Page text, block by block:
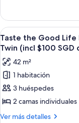
-
Heritage
Room
Twin
(incl
$100
SGD
dining
credit)
the
Good
Life
Package
Heritage
Room
Twin
(incl
$100
dining
Abrir
todas
las
fotos
de
Taste
the
Good
7
Taste the Good Life
Twin (incl $100
42 m²
1 habitación
3 huéspedes
2 camas individuales
Ver más detalles
Más